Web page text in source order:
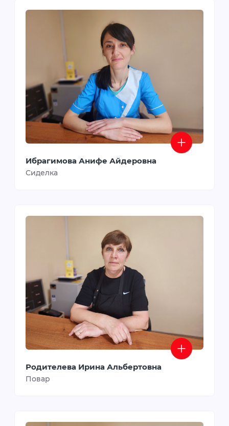
Ибрагимова Анифе Айдеровна
Сиделка
Родителева Ирина Альбертовна
Повар